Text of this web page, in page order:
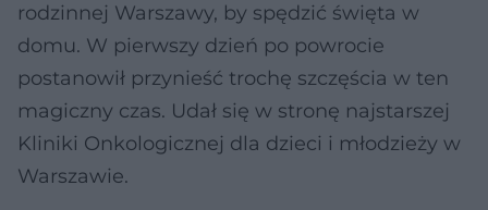
rodzinnej Warszawy, by spędzić święta w
domu. W pierwszy dzień po powrocie
postanowił przynieść trochę szczęścia w ten
magiczny czas. Udał się w stronę najstarszej
Kliniki Onkologicznej dla dzieci i młodzieży w
Warszawie.